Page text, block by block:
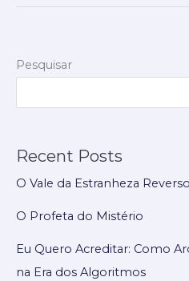
Pesquisar
Recent Posts
O Vale da Estranheza Reverso
O Profeta do Mistério
Eu Quero Acreditar: Como
na Era dos Algoritmos